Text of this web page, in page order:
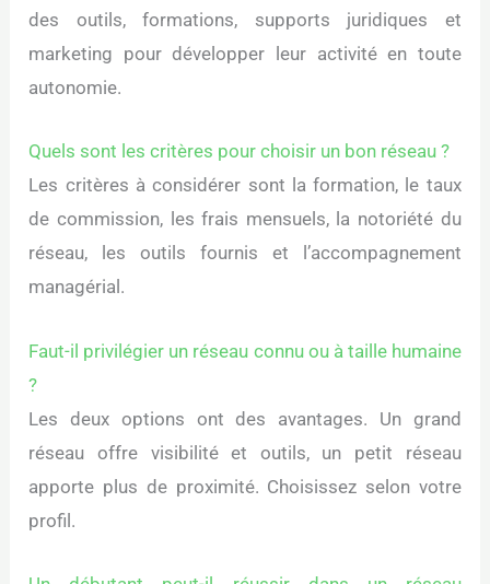
des outils, formations, supports juridiques et
marketing pour développer leur activité en toute
autonomie.
Quels sont les critères pour choisir un bon réseau ?
Les critères à considérer sont la formation, le taux
de commission, les frais mensuels, la notoriété du
réseau, les outils fournis et l’accompagnement
managérial.
Faut-il privilégier un réseau connu ou à taille humaine
?
Les deux options ont des avantages. Un grand
réseau offre visibilité et outils, un petit réseau
apporte plus de proximité. Choisissez selon votre
profil.